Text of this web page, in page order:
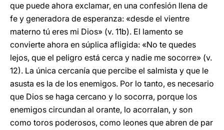
que puede ahora exclamar, en una confesión llena de
fe y generadora de esperanza: «desde el vientre
materno tú eres mi Dios» (v. 11b). El lamento se
convierte ahora en súplica afligida: «No te quedes
lejos, que el peligro está cerca y nadie me socorre» (v.
12). La única cercanía que percibe el salmista y que le
asusta es la de los enemigos. Por lo tanto, es necesario
que Dios se haga cercano y lo socorra, porque los
enemigos circundan al orante, lo acorralan, y son
como toros poderosos, como leones que abren de par